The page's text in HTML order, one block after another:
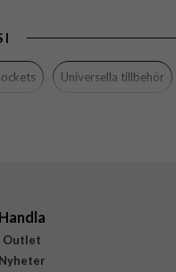
I
Universella tillbehör
Handla
Outlet
Nyheter